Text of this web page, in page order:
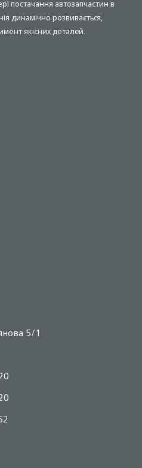
постачання автозапчастин в
динамічно розвивається,
якісних деталей.
5/1